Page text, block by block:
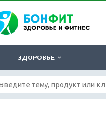
ЗДОРОВЬЕ